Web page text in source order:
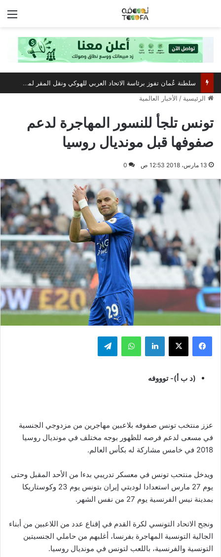
سلطنة عُمان تفوز برئاسة الاتحاد العربي للهوكي ونقل المقر لمسقط
الرئيسية / الأخبار العالمية
تونس تلجأ للنسور المهاجرة لدعم
صفوفها قبل مونديال روسيا
13 مارس، 2018 12:53 ص 0
فيسبوك ‫X لينكدإن واتساب تيلقرام
(د ب أ)- توووفه
عزز منتخب تونس صفوفه بلاعبين مهاجرين من مزدوجي الجنسية
في مسعى لدعم فرصه للظهور بوجه مختلف في مونديال روسيا
2018 في خامس مشاركة له بكأس العالم.
ويدخل منتحب تونس في معسكر تدريبي بدءا من الأحد المقبل وحتى
يوم 27 مارس استعدادا لوديتي إيران بتونس يوم 23 وكوستاريكا
بمدينة نيس الفرنسية يوم 27 من نفس الشهر.
ونجح الاتحاد التونسي لكرة القدم في إقناع عدد من اللاعبين من أبناء
الجالية التونسية المهاجرة بفرنسا، أغلبهم من حاملي الجنسيتين
التونسية والفرنسية، باللعب لتونس في مونديال روسيا.